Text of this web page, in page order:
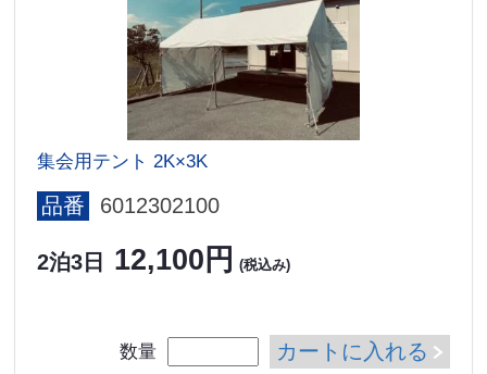
集会用テント 2K×3K
品番 6012302100
2泊3日 12,100円 (税込み)
数量 カートに入れる